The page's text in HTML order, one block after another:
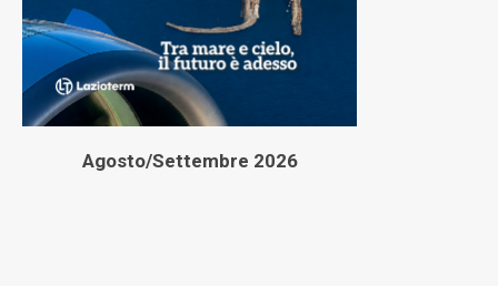
Agosto/Settembre 2026